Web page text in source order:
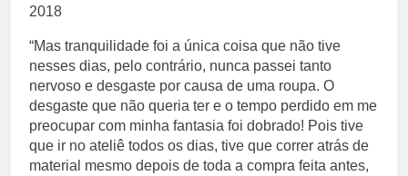
“Mas tranquilidade foi a única coisa que não tive
nesses dias, pelo contrário, nunca passei tanto
nervoso e desgaste por causa de uma roupa. O
desgaste que não queria ter e o tempo perdido em me
preocupar com minha fantasia foi dobrado! Pois tive
que ir no ateliê todos os dias, tive que correr atrás de
material mesmo depois de toda a compra feita antes,